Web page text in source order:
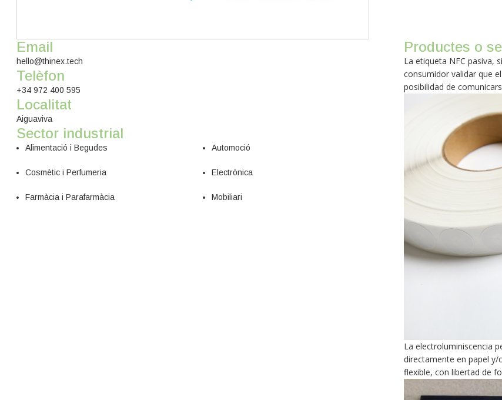
Email
hello@thinex.tech
Telèfon
+34 972 400 595
Localitat
Aiguaviva
Sector industrial
Alimentació i Begudes Automoció
Cosmètic i Perfumeria Electrònica
Farmàcia i Parafarmàcia Mobiliari
Productes o
La etiqueta NFC pasiva,
consumidor validar que
posibilidad de
La electroluminiscencia
directamente en papel
flexible, con libertad de